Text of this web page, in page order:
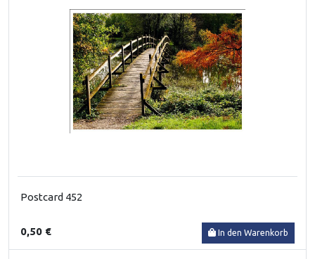
Postcard 452
0,50 € In den Warenkorb